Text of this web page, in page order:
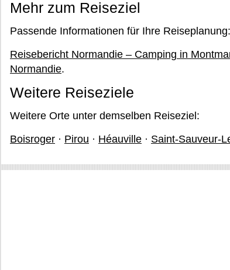
Mehr zum Reiseziel
Passende Informationen für Ihre Reiseplanung:
Reisebericht Normandie – Camping in
Normandie.
Weitere Reiseziele
Weitere Orte unter demselben Reiseziel:
Boisroger · Pirou · Héauville · Saint-Sauveur-